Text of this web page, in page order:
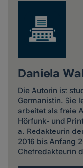
Daniela
Die Autorin ist
Germanistin. Sie
arbeitet als freie
Hörfunk- und
a. Redakteurin
2016 bis Anfang
Chefredakteurin